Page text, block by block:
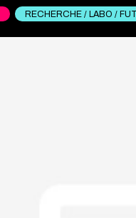
RECHERCHE / LABO /